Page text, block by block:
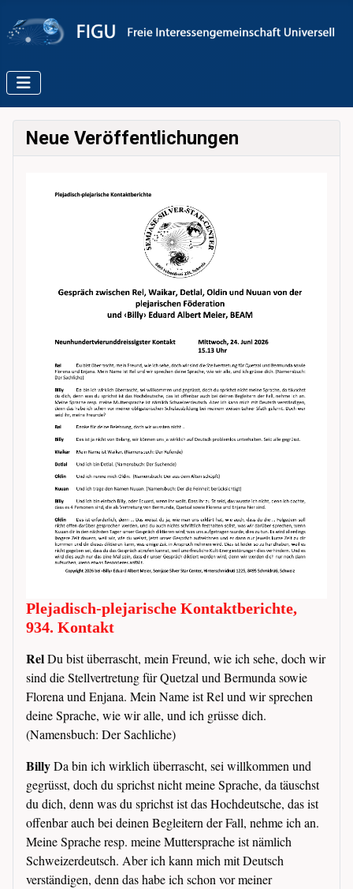
Neue Veröffentlichungen
Plejadisch-plejarische Kontaktberichte,
934. Kontakt
RelDu bist überrascht, mein Freund, wie ich sehe, doch wir
sind die Stellvertretung für Quetzal und Bermunda sowie
Florena und Enjana. Mein Name ist Rel und wir sprechen
deine Sprache, wie wir alle, und ich grüsse dich.
(Namensbuch: Der Sachliche)
BillyDa bin ich wirklich überrascht, sei willkommen und
gegrüsst, doch du sprichst nicht meine Sprache, da täuschst
du dich, denn was du sprichst ist das Hochdeutsche, das ist
offenbar auch bei deinen Begleitern der Fall, nehme ich an.
Meine Sprache resp. meine Muttersprache ist nämlich
Schweizerdeutsch. Aber ich kann mich mit Deutsch
verständigen, denn das habe ich schon vor meiner